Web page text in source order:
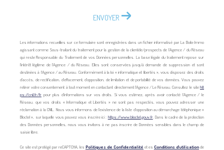
ENVOYER
Les informations recueillies sur ce formulaire sont enregistrées dans un fichier informatisé par La Boite Immo
agissant comme Sous-traitant du traitement pour la gestion de la clientèle/prospects de l'Agence / du Réseau
qui reste Responsable du Traitement de vos Données personnelles. La base légale du traitement repose sur
l'intérêt légitime de l'Agence / du Réseau. Elles sont conservées jusqu'à demande de suppression et sont
destinées à l'Agence / au Réseau. Conformément à la loi « informatique et libertés », vous disposez des droits
d’accès, de rectification, d’effacement, d’opposition, de limitation et de portabilité de vos données. Vous pouvez
retirer votre consentement à tout moment en contactant directement l’Agence / Le Réseau. Consultez le sitehtt
ps://cnil.fr/fr pour plus d’informations sur vos droits. Si vous estimez, après avoir contacté l'Agence / le
Réseau, que vos droits « Informatique et Libertés » ne sont pas respectés, vous pouvez adresser une
réclamation à la CNIL. Nous vous informons de l’existence de la liste d'opposition au démarchage téléphonique «
Bloctel », sur laquelle vous pouvez vous inscrire ici : https://www.bloctel.gouv.fr. Dans le cadre de la protection
des Données personnelles, nous vous invitons à ne pas inscrire de Données sensibles dans le champ de
saisie libre.
Ce site est protégé par reCAPTCHA, les Politiques de Confidentialité et es Conditions d'utilisationde